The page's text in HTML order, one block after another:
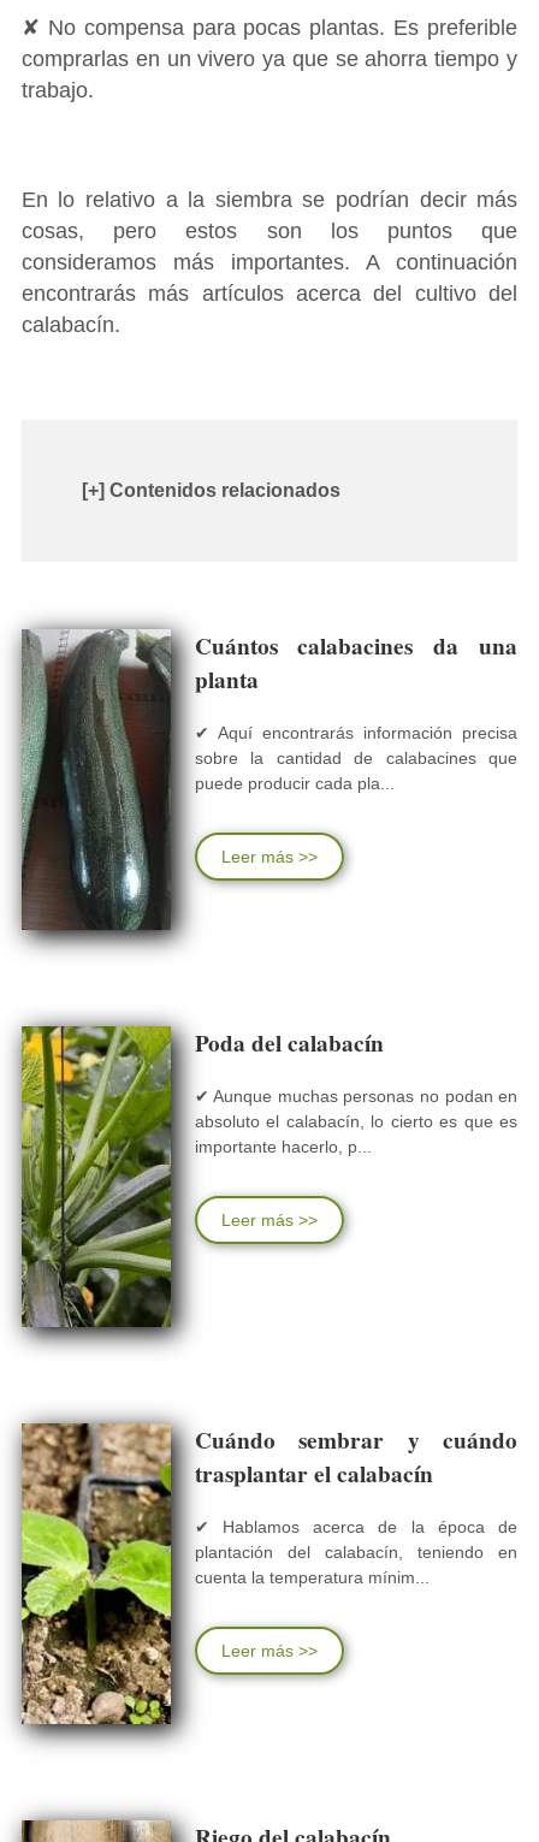
✘ No compensa para pocas plantas. Es preferible
comprarlas en un vivero ya que se ahorra tiempo y
trabajo.
En lo relativo a la siembra se podrían decir más
cosas, pero estos son los puntos que
consideramos más importantes. A continuación
encontrarás más artículos acerca del cultivo del
calabacín.
[+] Contenidos relacionados
Cuántos calabacines da una
planta
✔ Aquí encontrarás información precisa
sobre la cantidad de calabacines que
puede producir cada pla...
Leer más >>
Poda del calabacín
✔ Aunque muchas personas no podan en
absoluto el calabacín, lo cierto es que es
importante hacerlo, p...
Leer más >>
Cuándo sembrar y cuándo
trasplantar el calabacín
✔ Hablamos acerca de la época de
plantación del calabacín, teniendo en
cuenta la temperatura mínim...
Leer más >>